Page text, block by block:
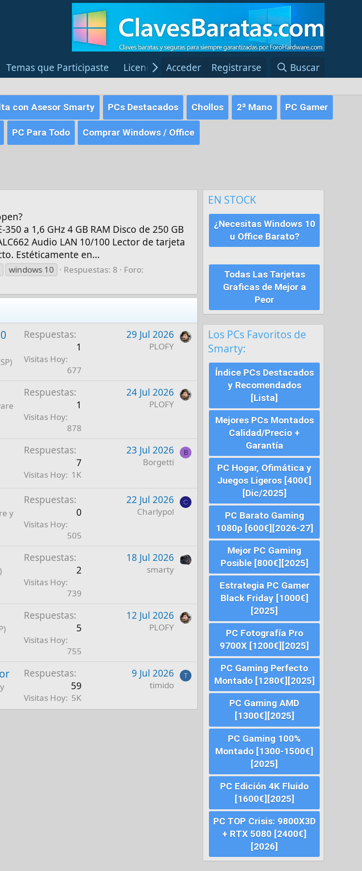
Temas que Participaste Licencias Windows Red Fansite.es
Acceder Registrarse Buscar
con Asesor Smarty PCs Destacados Chollos 2ª Mano PC Gamer
PC Para Todo Comprar Windows / Office
a 1,6 GHz 4 GB RAM Disco de 250 GB
Audio LAN 10/100 Lector de tarjeta
Estéticamente en...
windows 10 Respuestas: 8
Foro:
Respuestas
1
Visitas Hoy
677
29 Jul 2026
PLOFY
Respuestas
1
Visitas Hoy
878
24 Jul 2026
PLOFY
Respuestas
7
Visitas Hoy 1K
23 Jul 2026
Borgetti
B
y
Respuestas
0
Visitas Hoy
505
22 Jul 2026
Charlypol
C
Respuestas
2
Visitas Hoy
739
18 Jul 2026
smarty
Respuestas
5
Visitas Hoy
755
12 Jul 2026
PLOFY
Respuestas
59
Visitas Hoy 5K
9 Jul 2026
timido
T
EN STOCK
¿Necesitas Windows 10
u Office Barato?
Todas Las Tarjetas
Graficas de Mejor a
Peor
Los PCs Favoritos de
Smarty:
Índice PCs Destacados
y Recomendados
[Lista]
Mejores PCs Montados
Calidad/Precio +
Garantía
PC Hogar, Ofimática y
Juegos Ligeros [400€]
[Dic/2025]
PC Barato Gaming
1080p [600€][2026-27]
Mejor PC Gaming
Posible [800€][2025]
Estrategia PC Gamer
Black Friday [1000€]
[2025]
PC Fotografía Pro
9700X [1200€][2025]
PC Gaming Perfecto
Montado [1280€][2025]
PC Gaming AMD
[1300€][2025]
PC Gaming 100%
Montado [1300-1500€]
[2025]
PC Edición 4K Fluido
[1600€][2025]
PC TOP Crisis: 9800X3D
+ RTX 5080 [2400€]
[2026]